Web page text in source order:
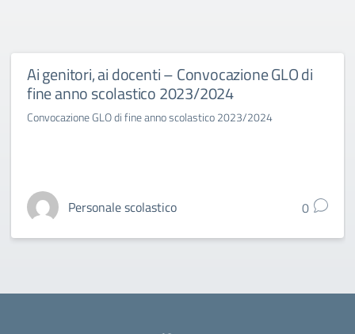
Ai genitori, ai docenti – Convocazione GLO di
fine anno scolastico 2023/2024
Convocazione GLO di fine anno scolastico 2023/2024
Personale scolastico 0